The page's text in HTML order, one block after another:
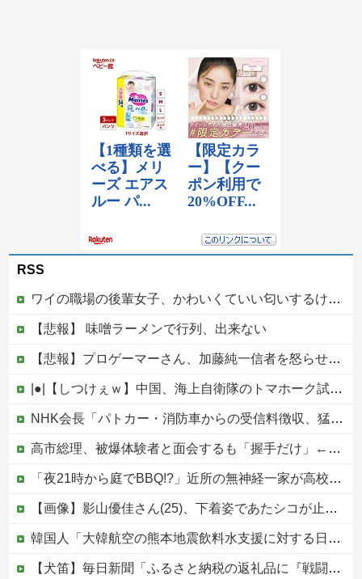
RSS
ワイの職場の後輩女子、かわいくていい匂いするけどマジでとんでもなく無能
【悲報】 味噌ラーメンで行列、出来ない
【悲報】プロゲーマーさん、加藤純一信者を怒らせてしまった結果、好き嫌い5位にwwwwwwww
|●|【しつけぇｗ】中国、海上自衛隊のトマホーク試射を批判「周辺の安全保障上の脅威を口実に再軍備を加速している」
NHK会長「パトカー・消防車からの受信料徴収、猛反発が凄いので検討し直します…」他
高市総理、被爆体験者と面会するも「握手だけ」←何のために会うんだよ…
「夜21時から庭でBBQ!?」近所の無神経一家が高校生を集めて大騒ぎ！役所の環境課に勤める父親も放置・・ギャーギャー騒いでるのに何で注意しないの？
【画像】影山優佳さん(25)、下着姿であたシコが止まらない
韓国人「大韓航空の熊本地震飲料水支援に対する日本人の反応をご覧ください・・・」→「」
【犬笛】毎日新聞「ふるさと納税の返礼品に『戦闘機の清掃体験』」→サヨク発狂「徴兵制ガー！」…ネット「どういう論理構造を立てた結果その思考に至った...